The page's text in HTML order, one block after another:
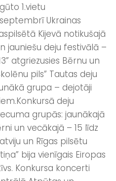
1.vietu
Ukrainas
Kijevā notikušajā
jauniešu deju festivālā –
atgriezusies Bērnu un
pils” Tautas deju
grupa – dejotāji
Konkursā deju
grupās: jaunākajā
un vecākajā – 15 līdz
un Rīgas pilsētu
bija vienīgais Eiropas
Konkursa koncerti